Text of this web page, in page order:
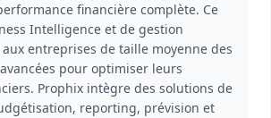
financière complète. Ce
Intelligence et de gestion
entreprises de taille moyenne des
pour optimiser leurs
Prophix intègre des solutions de
reporting, prévision et